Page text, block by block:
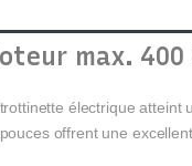
max. 400
électrique atteint
offrent une